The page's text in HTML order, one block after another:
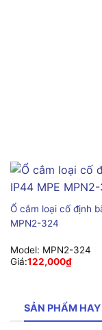
Ổ cắm loại cố định
MPN2-324
Model: MPN2-324
Giá:122,000₫
SẢN PHẨM